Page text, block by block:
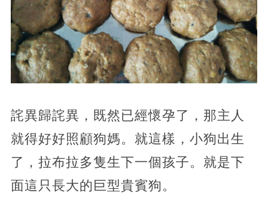
詫異歸詫異，既然已經懷孕了，那主人
就得好好照顧狗媽。就這樣，小狗出生
了，拉布拉多隻生下一個孩子。就是下
面這只長大的巨型貴賓狗。